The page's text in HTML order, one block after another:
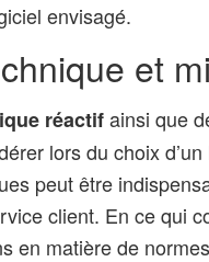
envisagé.
et
réactifainsi que
lors du choix
peut être
client. En ce qui
en matière de